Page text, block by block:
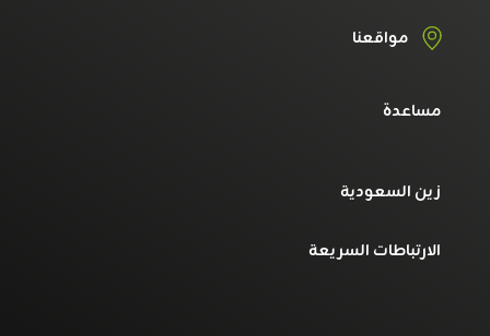
مواقعنا
مساعدة
زين السعودية
الارتباطات السريعة